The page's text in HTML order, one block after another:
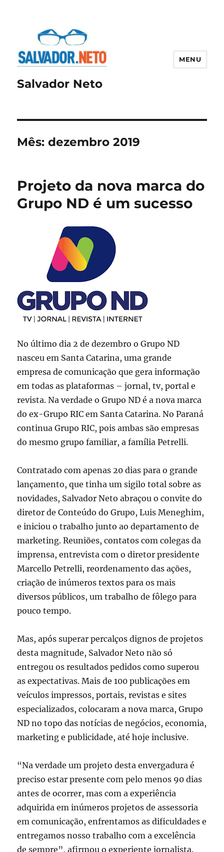
Salvador Neto
MENU
Mês:dezembro 2019
Projeto da nova marca do
Grupo ND é um sucesso
No último dia 2 de dezembro o Grupo ND
nasceu em Santa Catarina, uma grande
empresa de comunicação que gera informação
em todas as plataformas – jornal, tv, portal e
revista. Na verdade o Grupo ND é a nova marca
do ex-Grupo RIC em Santa Catarina. No Paraná
continua Grupo RIC, pois ambas são empresas
do mesmo grupo familiar, a família Petrelli.
Contratado com apenas 20 dias para o grande
lançamento, que tinha um sigilo total sobre as
novidades, Salvador Neto abraçou o convite do
diretor de Conteúdo do Grupo, Luis Meneghim,
e iniciou o trabalho junto ao departamento de
marketing. Reuniões, contatos com colegas da
imprensa, entrevista com o diretor presidente
Marcello Petrelli, reordenamento das ações,
criação de inúmeros textos para os mais
diversos públicos, um trabalho de fôlego para
pouco tempo.
Mas, após superar percalços dignos de projetos
desta magnitude, Salvador Neto não só
entregou os resultados pedidos como superou
as expectativas. Mais de 100 publicações em
veículos impressos, portais, revistas e sites
especializados, colocaram a nova marca, Grupo
ND no topo das notícias de negócios, economia,
marketing e publicidade, até hoje inclusive.
“Na verdade um projeto desta envergadura é
preciso estar presente com pelo menos 90 dias
antes de ocorrer, mas com a experiência
adquirida em inúmeros projetos de assessoria
em comunicação, enfrentamos as dificuldades e
entregamos nosso trabalho com a excelência
de sempre”, afirmou o experiente jornalista.